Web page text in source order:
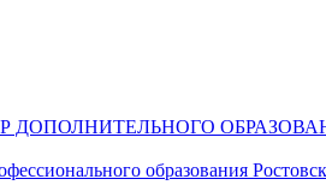
ДОПОЛНИТЕЛЬНОГО
образования